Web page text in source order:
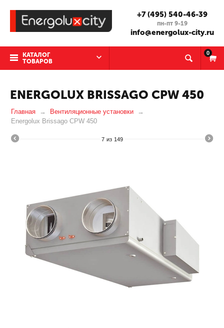
+7 (495) 540-46-39
пн-пт 9-19
info@energolux-city.ru
КАТАЛОГ
ТОВАРОВ
0
ENERGOLUX BRISSAGO CPW 450
Главная
Вентиляционные установки
Energolux Brissago CPW 450
7 из 149